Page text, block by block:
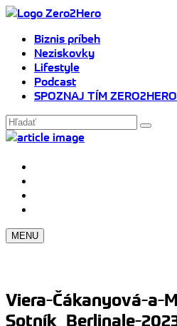
Biznis príbeh
Neziskovky
Lifestyle
Podcast
SPOZNAJ TÍM ZERO2HERO
MENU
Viera-Čákanyová-a-
Sotník_Berlinale-